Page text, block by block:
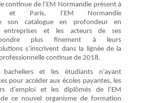
continue de l’EM Normandie présent à
Paris, l’EM Normandie
son catalogue en profondeur en
entreprises et les acteurs de ses
plus finement à leurs
s’inscrivent dans la lignée de la
continue de 2018.
et les étudiants n’ayant
pour accéder aux écoles payantes, les
d’emploi et les diplômés de l’EM
ce nouvel organisme de formation